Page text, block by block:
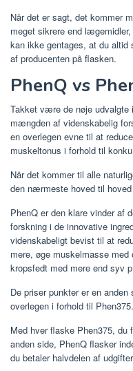
Når det er sagt, det kommer
meget sikrere end
kan ikke gentages, at du altid
af producenten på flasken.
PhenQ vs
Takket være de nøje udvalgte
mængden af ​​videnskabelig
en overlegen evne til at
muskeltonus i forhold til
Når det kommer til alle
den nærmeste hoved til
PhenQ er den klare vinder af
forskning i de innovative
videnskabeligt bevist til at
mere, øge muskelmasse
kropsfedt med mere end syv
De priser punkter er en
overlegen i forhold til Phen375.
Med hver flaske Phen375, du
anden side, PhenQ flasker
du betaler halvdelen af